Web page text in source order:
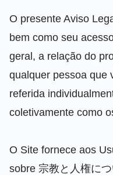
O presente Aviso
bem como seu
geral, a relação do
qualquer pessoa que
referida
coletivamente como
O Site fornece aos
sobre 宗教と人権に